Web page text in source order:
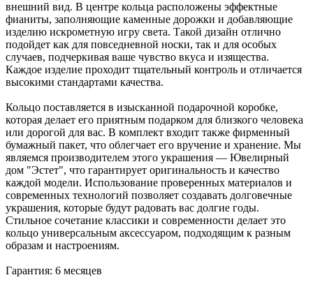
внешний вид. В центре кольца расположены эффектные
фианиты, заполняющие каменные дорожки и добавляющие
изделию искрометную игру света. Такой дизайн отлично
подойдет как для повседневной носки, так и для особых
случаев, подчеркивая ваше чувство вкуса и изящества.
Каждое изделие проходит тщательный контроль и отличается
высокими стандартами качества.
Кольцо поставляется в изысканной подарочной коробке,
которая делает его приятным подарком для близкого человека
или дорогой для вас. В комплект входит также фирменный
бумажный пакет, что облегчает его вручение и хранение. Мы
являемся производителем этого украшения — Ювелирный
дом "Эстет", что гарантирует оригинальность и качество
каждой модели. Использование проверенных материалов и
современных технологий позволяет создавать долговечные
украшения, которые будут радовать вас долгие годы.
Стильное сочетание классики и современности делает это
кольцо универсальным аксессуаром, подходящим к разным
образам и настроениям.
Гарантия: 6 месяцев